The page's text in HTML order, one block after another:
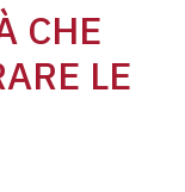
CHE
LE